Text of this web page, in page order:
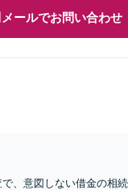
メールでお問い合わせ
、意図しない借金の相